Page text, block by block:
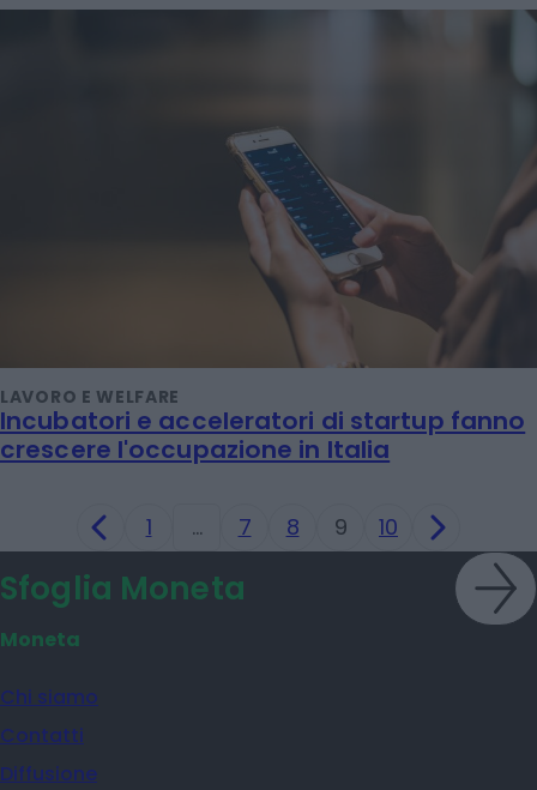
LAVORO E WELFARE
Incubatori e acceleratori di startup fanno
crescere l'occupazione in Italia
1 … 7 8 9 10
Sfoglia Moneta
Moneta
Chi siamo
Contatti
Diffusione